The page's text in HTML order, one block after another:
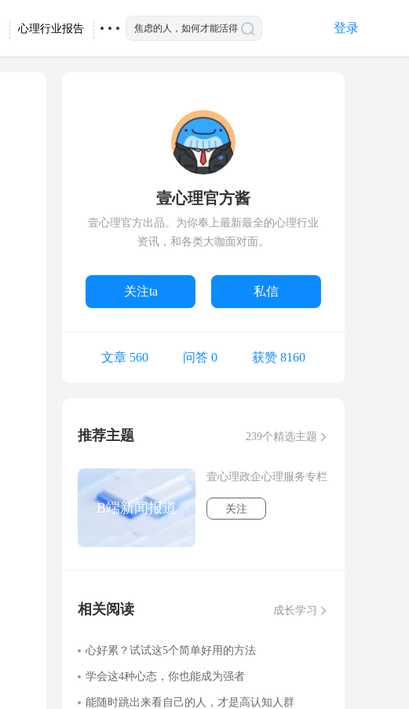
心理行业报告 登录
壹心理官方酱
壹心理官方出品。为你奉上最新最全的心理行业
资讯，和各类大咖面对面。
关注ta 私信
文章 560 问答 0 获赞 8160
推荐主题 239个精选主题
B端新闻报道
壹心理政企心理服务专栏
关注
相关阅读 成长学习
心好累？试试这5个简单好用的方法
学会这4种心态，你也能成为强者
能随时跳出来看自己的人，才是高认知人群